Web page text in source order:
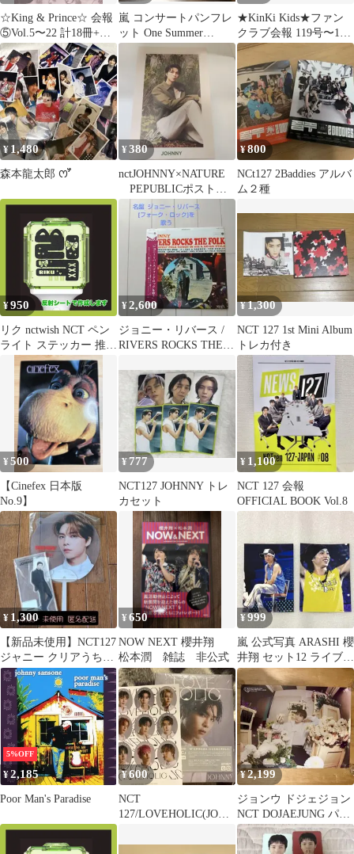
☆King & Prince☆ 会報
⑤Vol.5〜22 計18冊+お
まけ
嵐 コンサートパンフレ
ット One Summer
Live2005
★KinKi Kids★ファン
クラブ会報 119号〜132
号 11冊セット
¥ 1,480
森本龍太郎 ꯁꯧ
¥380
nctJOHNNY×NATURE
PEPUBLICポストカ
ード
¥800
NCt127 2Baddies アルバ
ム２種
¥950
リク nctwish NCT ペン
ライト ステッカー 推し
活 デコグッズ スピード
発送 送料無料
¥2,600
ジョニー・リバース /
RIVERS ROCKS THE
¥1,300
NCT 127 1st Mini Album
トレカ付き
¥500
【Cinefex 日本版
No.9】
¥777
NCT127 JOHNNY トレ
カセット
¥ 1,100
NCT 127 会報
OFFICIAL BOOK Vol.8
¥ 1,300
【新品未使用】NCT127
ジャニー クリアうちわ
アクスタ ネイリパ 公式
2点
¥650
NOW NEXT 櫻井翔
松本潤 雑誌 非公式
¥999
嵐 公式写真 ARASHI 櫻
井翔 セット12 ライブフ
ォト
5%OFF
¥2,185
Poor Man's Paradise
¥600
NCT
127/LOVEHOLIC(JOHN
¥2,199
ジョンウ ドジェジョン
NCT DOJAEJUNG パフ
ューム 韓国 ポスター